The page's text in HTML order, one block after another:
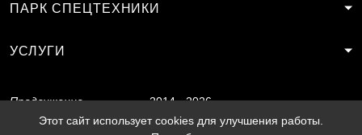
ПАРК СПЕЦТЕХНИКИ
УСЛУГИ
Продвижение
сайтаSF.RU
2014 - 2026
Этот сайт использует cookies для улучшения работы.